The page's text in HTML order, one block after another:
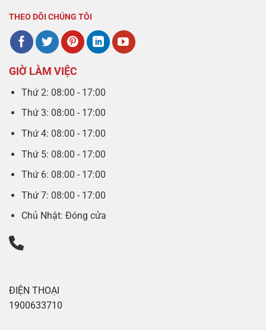
THEO DÕI CHÚNG TÔI
GIỜ LÀM VIỆC
Thứ 2: 08:00 - 17:00
Thứ 3: 08:00 - 17:00
Thứ 4: 08:00 - 17:00
Thứ 5: 08:00 - 17:00
Thứ 6: 08:00 - 17:00
Thứ 7: 08:00 - 17:00
Chủ Nhật: Đóng cửa
ĐIỆN THOẠI
1900633710